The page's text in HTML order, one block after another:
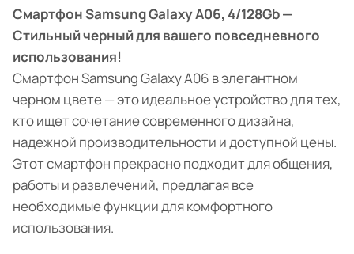
Смартфон Samsung Galaxy A06, 4/128Gb —
Стильный черный для вашего повседневного
использования!
Смартфон Samsung Galaxy A06 в элегантном
черном цвете — это идеальное устройство для тех,
кто ищет сочетание современного дизайна,
надежной производительности и доступной цены.
Этот смартфон прекрасно подходит для общения,
работы и развлечений, предлагая все
необходимые функции для комфортного
использования.